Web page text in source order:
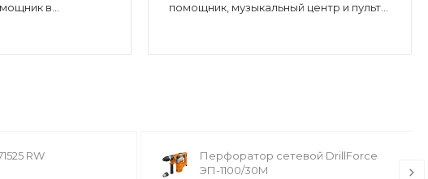
в...
помощник, музыкальный центр и пульт...
RW
Перфоратор сетевой DrillForce
ЭП-1100/30М